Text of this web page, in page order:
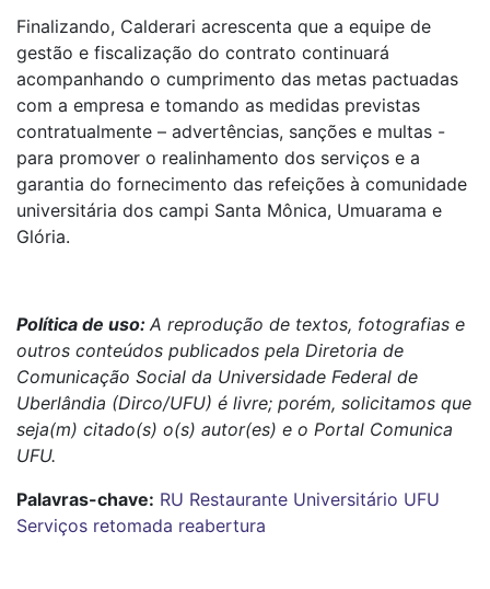
Finalizando, Calderari acrescenta que a equipe de
gestão e fiscalização do contrato continuará
acompanhando o cumprimento das metas pactuadas
com a empresa e tomando as medidas previstas
contratualmente – advertências, sanções e multas -
para promover o realinhamento dos serviços e a
garantia do fornecimento das refeições à comunidade
universitária dos campi Santa Mônica, Umuarama e
Glória.
Política de uso: A reprodução de textos, fotografias e
outros conteúdos publicados pela Diretoria de
Comunicação Social da Universidade Federal de
Uberlândia (Dirco/UFU) é livre; porém, solicitamos que
seja(m) citado(s) o(s) autor(es) e o Portal Comunica
UFU.
Palavras-chave: RU Restaurante Universitário UFU
Serviços retomada reabertura